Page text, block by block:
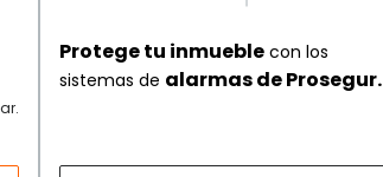
Protege tu inmueble con los
sistemas de alarmas de Prosegur.